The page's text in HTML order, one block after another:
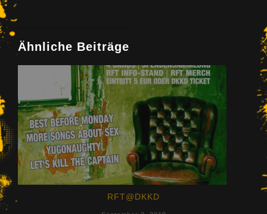
Ähnliche Beiträge
RFT@DKKD